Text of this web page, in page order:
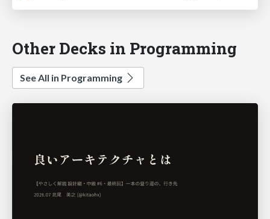
Other Decks in Programming
See All in Programming